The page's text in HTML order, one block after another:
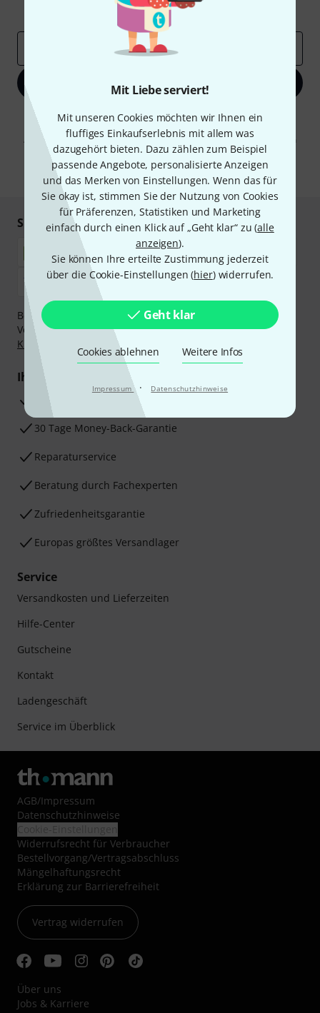
Mit Liebe serviert!
Mit unseren Cookies möchten wir Ihnen ein
fluffiges Einkaufserlebnis mit allem was
dazugehört bieten. Dazu zählen zum Beispiel
passende Angebote, personalisierte Anzeigen
und das Merken von Einstellungen. Wenn das für
Sie okay ist, stimmen Sie der Nutzung von Cookies
für Präferenzen, Statistiken und Marketing
einfach durch einen Klick auf „Geht klar“ zu (alle
anzeigen).
Sie können Ihre erteilte Zustimmung jederzeit
über die Cookie-Einstellungen (hier) widerrufen.
Geht klar
Cookies ablehnen Weitere Infos
Impressum · Datenschutzhinweise
Inspirierende Beiträge
Deals
Jetzt anmelden
Mit Klick auf „Jetzt anmelden“ stimmen Sie dem Erhalt von E-Mail-
Werbung und einer Messung des E-Mail-Nutzungsverhaltens zu. Die
Abmeldung ist jederzeit möglich. Weitere Informationen finden Sie in
unserenDatenschutzhinweisen.
* Pflichtfeld
Sicher einkaufen & bezahlen
Bezahlen Sie vertraulich und sicher per Nachnahme,
Vorkasse, PayPal, Amazon Pay,Klarna Sofort bezahlen
Klarna Ratenzahlungoder Kreditkarte.
Ihre Vorteile
3 Jahre Thomann Garantie
30 Tage Money-Back-Garantie
Reparaturservice
Beratung durch Fachexperten
Zufriedenheitsgarantie
Europas größtes Versandlager
Service
Versandkosten und Lieferzeiten
Hilfe-Center
Gutscheine
Kontakt
Ladengeschäft
Service im Überblick
AGB/Impressum
Datenschutzhinweise
Widerrufsrecht für Verbraucher
Bestellvorgang/Vertragsabschluss
Mängelhaftungsrecht
Erklärung zur Barrierefreiheit
Vertrag widerrufen
Über uns
Jobs & Karriere